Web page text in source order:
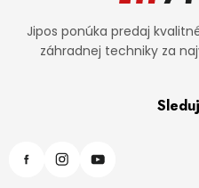
Jipos ponúka predaj
záhradnej techniky za